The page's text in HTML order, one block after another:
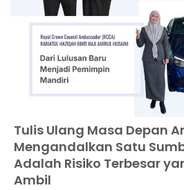
Tulis Ulang Masa Depan
Mengandalkan Satu
Adalah Risiko Terbesar
Ambil